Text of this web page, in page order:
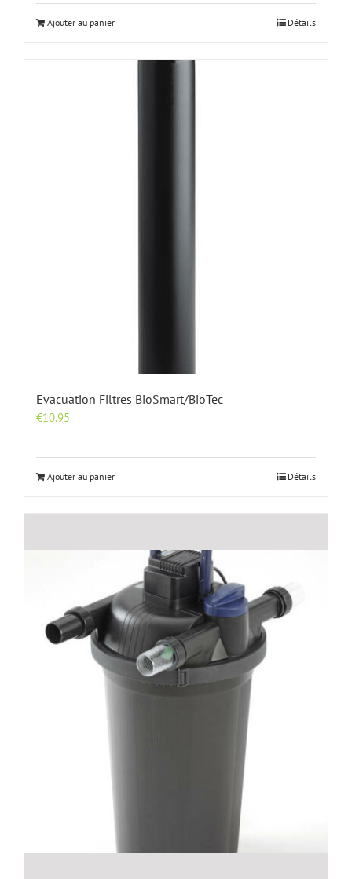
Ajouter au panier Détails
Evacuation Filtres BioSmart/BioTec
€10.95
Ajouter au panier Détails